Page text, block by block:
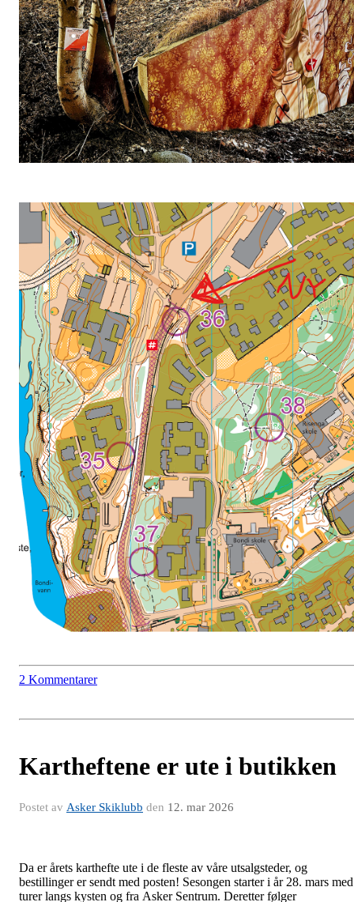
2 Kommentarer
Kartheftene er ute i butikken
Postet av Asker Skiklubb den 12. mar 2026
Da er årets karthefte ute i de fleste av våre utsalgsteder, og
bestillinger er sendt med posten! Sesongen starter i år 28. mars med
turer langs kysten og fra Asker Sentrum. Deretter følger